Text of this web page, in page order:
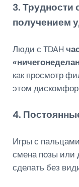
3. Трудности
получением
Люди с TDAH
как просмотр
этом
4.
Игры с
смена позы или
сделать без